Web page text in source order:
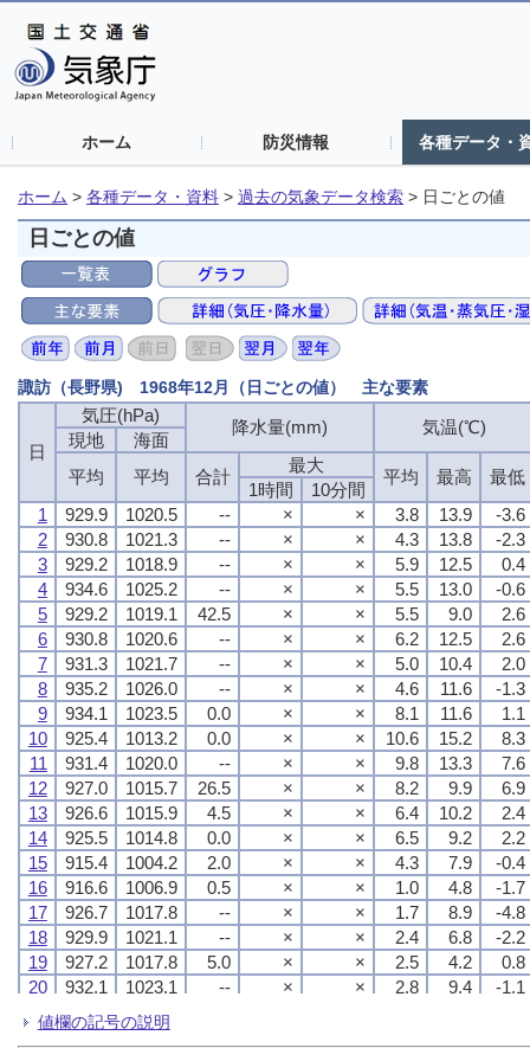
ホーム 防災情報 各種データ・
ホーム > 各種データ・資料 > 過去の気象データ検索 > 日ごとの値
日ごとの値
諏訪（長野県) 1968年12月（日ごとの値） 主な要素
日
気圧(hPa)
降水量(mm) 気温(℃)
現地
海面
平均
平均 合計
最大
平均 最高 最低
1時間
10分間
1
929.9 1020.5 -- × × 3.8 13.9
-3.6
2
930.8 1021.3 -- × × 4.3 13.8
-2.3
3
929.2 1018.9 -- × × 5.9 12.5
0.4
4
934.6 1025.2 -- × × 5.5 13.0
-0.6
5
929.2 1019.1 42.5 × × 5.5 9.0
2.6
6
930.8 1020.6 -- × × 6.2 12.5
2.6
7
931.3 1021.7 -- × × 5.0 10.4
2.0
8
935.2 1026.0 -- × × 4.6 11.6
-1.3
9
934.1 1023.5 0.0 × × 8.1 11.6
1.1
10
925.4 1013.2 0.0 × × 10.6 15.2
8.3
11
931.4 1020.0 -- × × 9.8 13.3
7.6
12
927.0 1015.7 26.5 × × 8.2 9.9
6.9
13
926.6 1015.9 4.5 × × 6.4 10.2
2.4
14
925.5 1014.8 0.0 × × 6.5 9.2
2.2
15
915.4 1004.2 2.0 × × 4.3 7.9
-0.4
16
916.6 1006.9 0.5 × × 1.0 4.8
-1.7
17
926.7 1017.8 -- × × 1.7 8.9
-4.8
18
929.9 1021.1 -- × × 2.4 6.8
-2.2
19
927.2 1017.8 5.0 × × 2.5 4.2
0.8
20
932.1 1023.1 -- × × 2.8 9.4
-1.1
21
927.1 1016.7
22
917.6 1007.9
日
気圧(hPa)
降水量(mm) 気温(℃)
現地
海面
平均
平均 合計
最大
平均 最高 最低
1時間
10分間
1
929.9 1020.5 -- × × 3.8 13.9
-3.6
2
930.8 1021.3 -- × × 4.3 13.8
-2.3
3
929.2 1018.9 -- × × 5.9 12.5
0.4
4
934.6 1025.2 -- × × 5.5 13.0
-0.6
5
929.2 1019.1 42.5 × × 5.5 9.0
2.6
6
930.8 1020.6 -- × × 6.2 12.5
2.6
7
931.3 1021.7 -- × × 5.0 10.4
2.0
8
935.2 1026.0 -- × × 4.6 11.6
-1.3
9
934.1 1023.5 0.0 × × 8.1 11.6
1.1
10
925.4 1013.2 0.0 × × 10.6 15.2
8.3
11
931.4 1020.0 -- × × 9.8 13.3
7.6
12
927.0 1015.7 26.5 × × 8.2 9.9
6.9
13
926.6 1015.9 4.5 × × 6.4 10.2
2.4
14
925.5 1014.8 0.0 × × 6.5 9.2
2.2
15
915.4 1004.2 2.0 × × 4.3 7.9
-0.4
16
916.6 1006.9 0.5 × × 1.0 4.8
-1.7
17
926.7 1017.8 -- × × 1.7 8.9
-4.8
18
929.9 1021.1 -- × × 2.4 6.8
-2.2
19
927.2 1017.8 5.0 × × 2.5 4.2
0.8
20
932.1 1023.1 -- × × 2.8 9.4
-1.1
21
927.1 1016.7
22
917.6 1007.9
日
気圧(hPa)
降水量(mm) 気温(℃)
現地
海面
平均
平均 合計
最大
平均 最高 最低
1時間
10分間
1
929.9 1020.5 -- × × 3.8 13.9
-3.6
2
930.8 1021.3 -- × × 4.3 13.8
-2.3
3
929.2 1018.9 -- × × 5.9 12.5
0.4
4
934.6 1025.2 -- × × 5.5 13.0
-0.6
5
929.2 1019.1 42.5 × × 5.5 9.0
2.6
6
930.8 1020.6 -- × × 6.2 12.5
2.6
7
931.3 1021.7 -- × × 5.0 10.4
2.0
8
935.2 1026.0 -- × × 4.6 11.6
-1.3
9
934.1 1023.5 0.0 × × 8.1 11.6
1.1
10
925.4 1013.2 0.0 × × 10.6 15.2
8.3
11
931.4 1020.0 -- × × 9.8 13.3
7.6
12
927.0 1015.7 26.5 × × 8.2 9.9
6.9
13
926.6 1015.9 4.5 × × 6.4 10.2
2.4
14
925.5 1014.8 0.0 × × 6.5 9.2
2.2
15
915.4 1004.2 2.0 × × 4.3 7.9
-0.4
16
916.6 1006.9 0.5 × × 1.0 4.8
-1.7
17
926.7 1017.8 -- × × 1.7 8.9
-4.8
18
929.9 1021.1 -- × × 2.4 6.8
-2.2
19
927.2 1017.8 5.0 × × 2.5 4.2
0.8
20
932.1 1023.1 -- × × 2.8 9.4
-1.1
21
927.1 1016.7
22
917.6 1007.9
日
気圧(hPa)
降水量(mm) 気温(℃)
現地
海面
平均
平均 合計
最大
平均 最高 最低
1時間
10分間
1
929.9 1020.5 -- × × 3.8 13.9
-3.6
2
930.8 1021.3 -- × × 4.3 13.8
-2.3
3
929.2 1018.9 -- × × 5.9 12.5
0.4
4
934.6 1025.2 -- × × 5.5 13.0
-0.6
5
929.2 1019.1 42.5 × × 5.5 9.0
2.6
6
930.8 1020.6 -- × × 6.2 12.5
2.6
7
931.3 1021.7 -- × × 5.0 10.4
2.0
8
935.2 1026.0 -- × × 4.6 11.6
-1.3
9
934.1 1023.5 0.0 × × 8.1 11.6
1.1
10
925.4 1013.2 0.0 × × 10.6 15.2
8.3
11
931.4 1020.0 -- × × 9.8 13.3
7.6
12
927.0 1015.7 26.5 × × 8.2 9.9
6.9
13
926.6 1015.9 4.5 × × 6.4 10.2
2.4
14
925.5 1014.8 0.0 × × 6.5 9.2
2.2
15
915.4 1004.2 2.0 × × 4.3 7.9
-0.4
16
916.6 1006.9 0.5 × × 1.0 4.8
-1.7
17
926.7 1017.8 -- × × 1.7 8.9
-4.8
18
929.9 1021.1 -- × × 2.4 6.8
-2.2
19
927.2 1017.8 5.0 × × 2.5 4.2
0.8
20
932.1 1023.1 -- × × 2.8 9.4
-1.1
21
927.1 1016.7
22
917.6 1007.9
値欄の記号の説明